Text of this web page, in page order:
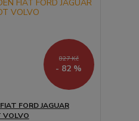
827 Kč
- 82 %
FORD JAGUAR
VOLVO